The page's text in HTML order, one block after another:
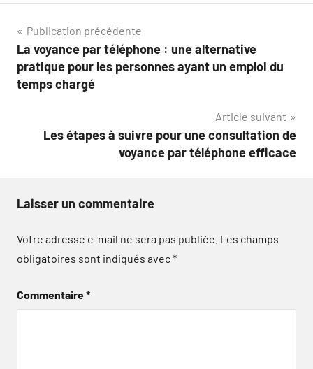
Navigation
de
l’article
Publication précédente
La voyance par téléphone : une alternative
pratique pour les personnes ayant un emploi du
temps chargé
Article suivant
Les étapes à suivre pour une consultation de
voyance par téléphone efficace
Laisser un commentaire
Votre adresse e-mail ne sera pas publiée. Les champs
obligatoires sont indiqués avec*
Commentaire*